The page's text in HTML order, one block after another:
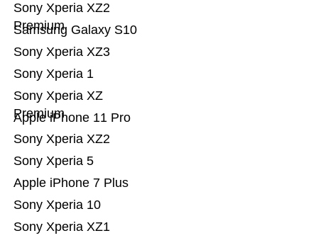
Sony Xperia XZ1
Sony Xperia 10
Apple iPhone 7 Plus
Sony Xperia 5
Sony Xperia XZ2
Apple iPhone 11 Pro
Sony Xperia XZ
Premium
Sony Xperia 1
Sony Xperia XZ3
Samsung Galaxy S10
Sony Xperia XZ2
Premium